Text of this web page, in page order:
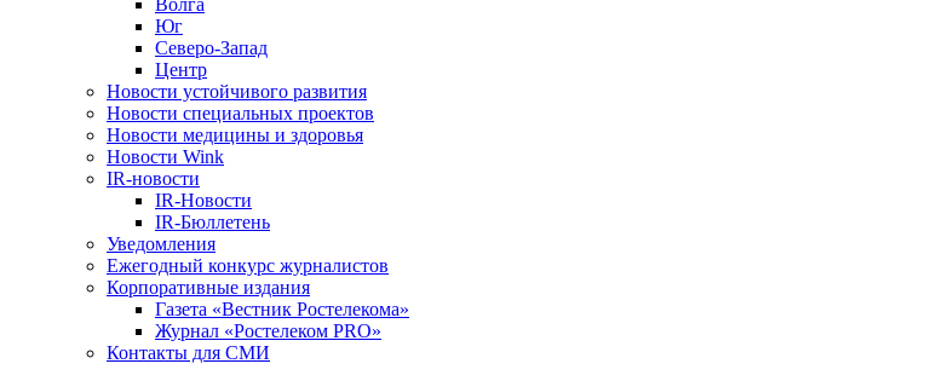
Юг
Северо-Запад
Центр
Новости устойчивого развития
Новости специальных проектов
Новости медицины и здоровья
Новости Wink
IR-новости
IR-Новости
IR-Бюллетень
Уведомления
Ежегодный конкурс журналистов
Корпоративные издания
Газета «Вестник Ростелекома»
Журнал «Ростелеком PRO»
Контакты для СМИ